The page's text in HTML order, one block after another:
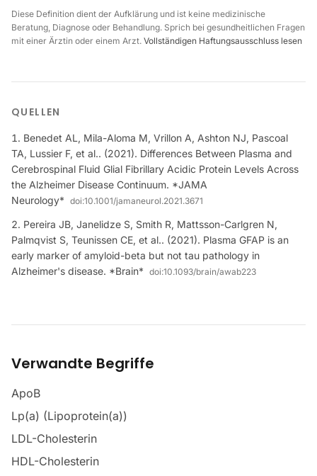
Diese Definition dient der Aufklärung und ist keine medizinische
Beratung, Diagnose oder Behandlung. Sprich bei gesundheitlichen Fragen
mit einer Ärztin oder einem Arzt. Vollständigen Haftungsausschluss lesen
QUELLEN
Benedet AL, Mila-Aloma M, Vrillon A, Ashton NJ, Pascoal
TA, Lussier F, et al.. (2021). Differences Between Plasma and
Cerebrospinal Fluid Glial Fibrillary Acidic Protein Levels Across
the Alzheimer Disease Continuum. *JAMA
Neurology* doi:10.1001/jamaneurol.2021.3671
Pereira JB, Janelidze S, Smith R, Mattsson-Carlgren N,
Palmqvist S, Teunissen CE, et al.. (2021). Plasma GFAP is an
early marker of amyloid-beta but not tau pathology in
Alzheimer's disease. *Brain* doi:10.1093/brain/awab223
Verwandte Begriffe
ApoB
Lp(a) (Lipoprotein(a))
LDL-Cholesterin
HDL-Cholesterin